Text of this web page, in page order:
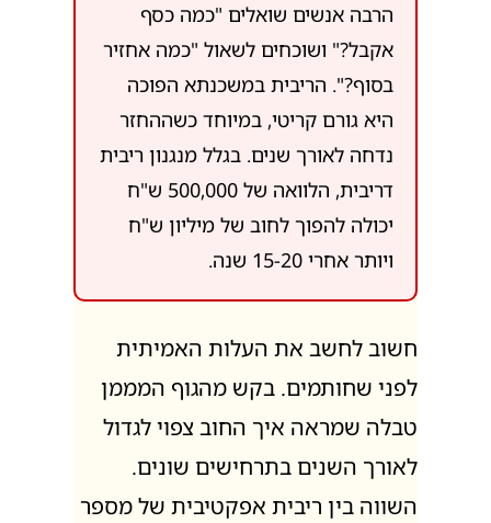
הרבה אנשים שואלים "כמה כסף
אקבל?" ושוכחים לשאול "כמה אחזיר
בסוף?". הריבית במשכנתא הפוכה
היא גורם קריטי, במיוחד כשההחזר
נדחה לאורך שנים. בגלל מנגנון ריבית
דריבית, הלוואה של 500,000 ש"ח
יכולה להפוך לחוב של מיליון ש"ח
ויותר אחרי 15-20 שנה.
חשוב לחשב את העלות האמיתית
לפני שחותמים. בקש מהגוף המממן
טבלה שמראה איך החוב צפוי לגדול
לאורך השנים בתרחישים שונים.
השווה בין ריבית אפקטיבית של מספר